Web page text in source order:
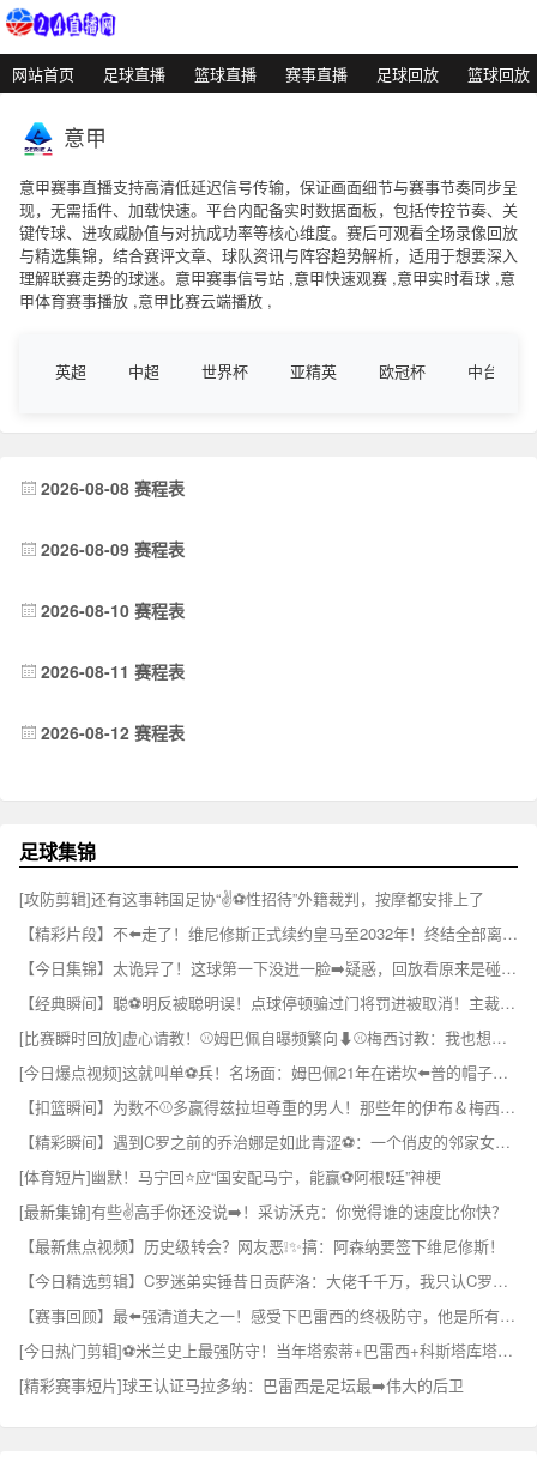
网站首页 足球直播 篮球直播 赛事直播 足球回放 篮球回放
意甲
意甲赛事直播支持高清低延迟信号传输，保证画面细节与赛事节奏同步呈
现，无需插件、加载快速。平台内配备实时数据面板，包括传控节奏、关
键传球、进攻威胁值与对抗成功率等核心维度。赛后可观看全场录像回放
与精选集锦，结合赛评文章、球队资讯与阵容趋势解析，适用于想要深入
理解联赛走势的球迷。意甲赛事信号站 ,意甲快速观赛 ,意甲实时看球 ,意
甲体育赛事播放 ,意甲比赛云端播放 ,
英超 中超 世界杯 亚精英 欧冠杯 中台联
2026-08-08 赛程表
2026-08-09 赛程表
2026-08-10 赛程表
2026-08-11 赛程表
2026-08-12 赛程表
足球集锦
[攻防剪辑]还有这事韩国足协“✌⚽️性招待”外籍裁判，按摩都安排上了
【精彩片段】不⬅️走了！维尼修斯正式续约皇马至2032年！终结全部离队流言！
【今日集锦】太诡异了！这球第一下没进一脸➡️疑惑，回放看原来是碰到了门将⚾
【经典瞬间】聪⚽明反被聪明误！点球停顿骗过门将罚进被取消！主裁掏黄牌伺候！
[比赛瞬时回放]虚心请教！⚾姆巴佩自曝频繁向⬇⚾️梅西讨教：我也想赢得一切
[今日爆点视频]这就叫单⚽兵！名场面：姆巴佩21年在诺坎⬅️普的帽子戏法！
【扣篮瞬间】为数不⚾多赢得兹拉坦尊重的男人！那些年的伊布＆梅西~✌️
【精彩瞬间】遇到C罗之前的乔治娜是如此青涩⚽：一个俏皮的邻家女孩~
[体育短片]幽默！马宁回⭐应“国安配马宁，能赢⚽阿根❗廷”神梗
[最新集锦]有些✌️高手你还没说➡️！采访沃克：你觉得谁的速度比你快？
【最新焦点视频】历史级转会？网友恶❕✨搞：阿森纳要签下维尼修斯！
【今日精选剪辑】C罗迷弟实锤昔日贡萨洛：大佬千千万，我只认C罗⚽这⬆️一个
【赛事回顾】最⬅️强清道夫之一！感受下巴雷西的终极防守，他是所有前锋➡️的噩梦
[今日热门剪辑]⚽米兰史上最强防守！当年塔索蒂+巴雷西+科斯塔库塔+马尔⚽蒂尼
[精彩赛事短片]球王认证马拉多纳：巴雷西是足坛最➡️伟大的后卫